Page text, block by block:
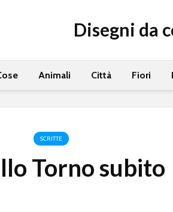
Disegni da
Animali Città Fiori
SCRITTE
Torno subito